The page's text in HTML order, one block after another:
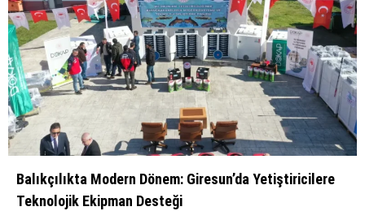
Balıkçılıkta Modern Dönem: Giresun’da Yetiştiricilere
Teknolojik Ekipman Desteği